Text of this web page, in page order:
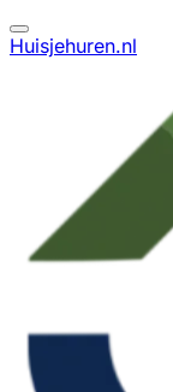
Huisjehuren.nl